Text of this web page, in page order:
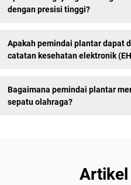
dengan presisi tinggi?
Apakah pemindai plantar dapat
catatan kesehatan elektronik
Bagaimana pemindai plantar
sepatu olahraga?
Artikel